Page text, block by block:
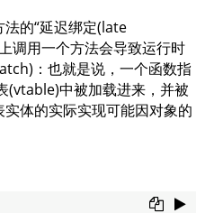
的“延迟绑定(late
调用一个方法会导致运行时
：也就是说，一个函数指
(vtable)中被加载进来，并被
体的实际实现可能因对象的